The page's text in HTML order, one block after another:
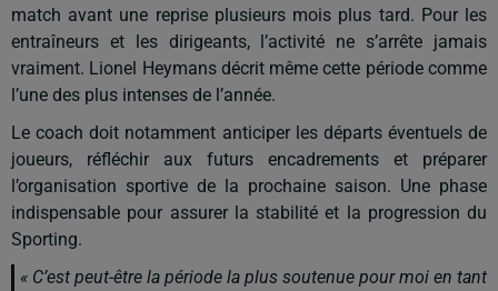
match avant une reprise plusieurs mois plus tard. Pour les
entraîneurs et les dirigeants, l’activité ne s’arrête jamais
vraiment. Lionel Heymans décrit même cette période comme
l’une des plus intenses de l’année.
Le coach doit notamment anticiper les départs éventuels de
joueurs, réfléchir aux futurs encadrements et préparer
l’organisation sportive de la prochaine saison. Une phase
indispensable pour assurer la stabilité et la progression du
Sporting.
« C’est peut-être la période la plus soutenue pour moi en tant